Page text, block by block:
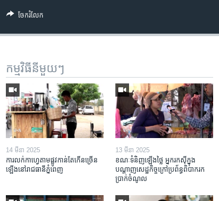
ចែករំលែក
កម្មវិធី​នីមួយៗ
14 មីនា 2025
ការលក់​កាហ្វេ​តាម​ផ្លូវ​កាន់តែ​កើន​ច្រើន​
ឡើង​នៅ​រាជធានី​ភ្នំពេញ
13 មីនា 2025
ខណៈទំនិញឡើងថ្លៃ អ្នករកស៊ីក្នុង​
បណ្តាញ​សេដ្ឋកិច្ចក្រៅ​ប្រព័ន្ធពិបាក​រក​
ប្រាក់​ចំណូល